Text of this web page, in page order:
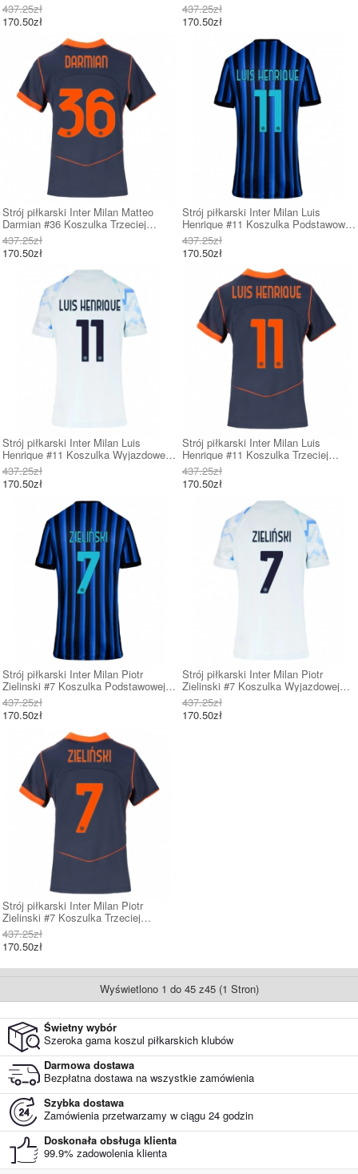
damskie 2025-26 Krótki Rękaw
437.25zł
170.50zł
damskie 2025-26 Krótki Rękaw
437.25zł
170.50zł
Strój piłkarski Inter Milan Matteo
Darmian #36 Koszulka Trzeciej
damskie 2025-26 Krótki Rękaw
437.25zł
170.50zł
Strój piłkarski Inter Milan Luis
Henrique #11 Koszulka Podstawowej
damskie 2025-26 Krótki Rękaw
437.25zł
170.50zł
Strój piłkarski Inter Milan Luis
Henrique #11 Koszulka Wyjazdowej
damskie 2025-26 Krótki Rękaw
437.25zł
170.50zł
Strój piłkarski Inter Milan Luis
Henrique #11 Koszulka Trzeciej
damskie 2025-26 Krótki Rękaw
437.25zł
170.50zł
Strój piłkarski Inter Milan Piotr
Zielinski #7 Koszulka Podstawowej
damskie 2025-26 Krótki Rękaw
437.25zł
170.50zł
Strój piłkarski Inter Milan Piotr
Zielinski #7 Koszulka Wyjazdowej
damskie 2025-26 Krótki Rękaw
437.25zł
170.50zł
Strój piłkarski Inter Milan Piotr
Zielinski #7 Koszulka Trzeciej
damskie 2025-26 Krótki Rękaw
437.25zł
170.50zł
Wyświetlono 1 do 45 z45 (1 Stron)
Świetny wybór
Szeroka gama koszul piłkarskich klubów
Darmowa dostawa
Bezpłatna dostawa na wszystkie zamówienia
Szybka dostawa
Zamówienia przetwarzamy w ciągu 24 godzin
Doskonała obsługa klienta
99.9% zadowolenia klienta